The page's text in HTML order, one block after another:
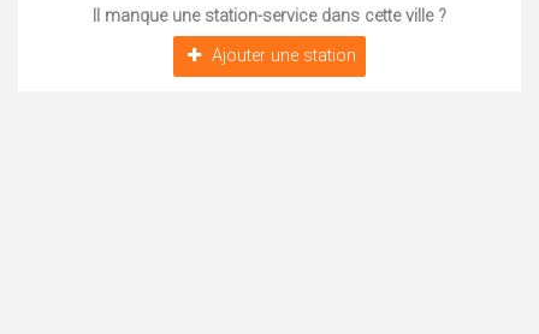
Il manque une station-service dans cette ville ?
Ajouter une station